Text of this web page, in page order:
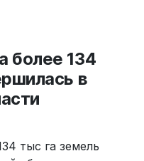
более 134
в
тыс га земель